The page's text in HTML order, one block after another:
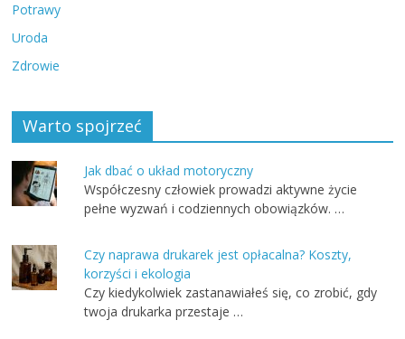
Potrawy
Uroda
Zdrowie
Warto spojrzeć
Jak dbać o układ motoryczny
Współczesny człowiek prowadzi aktywne życie
pełne wyzwań i codziennych obowiązków. …
Czy naprawa drukarek jest opłacalna? Koszty,
korzyści i ekologia
Czy kiedykolwiek zastanawiałeś się, co zrobić, gdy
twoja drukarka przestaje …